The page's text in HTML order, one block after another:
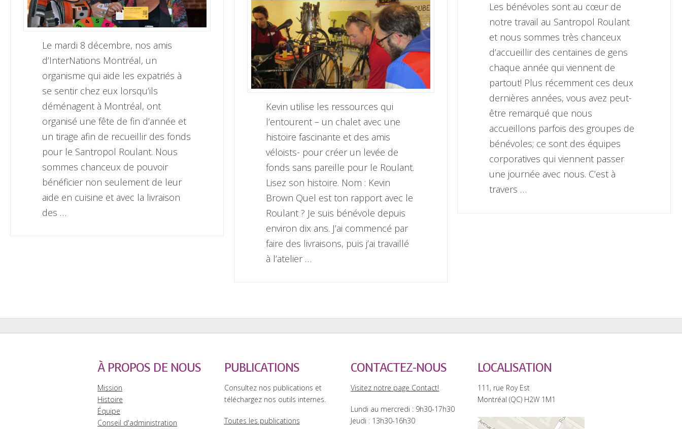
Le mardi 8 décembre, nos amis
d’InterNations Montréal, un
organisme qui aide les expatriés à
se sentir chez eux lorsqu’ils
déménagent à Montréal, ont
organisé une fête de fin d’année et
un tirage afin de recueillir des fonds
pour le Santropol Roulant. Nous
sommes chanceux de pouvoir
bénéficier non seulement de leur
aide en cuisine et avec la livraison
des …
Les bénévoles sont au cœur de
notre travail au Santropol Roulant
et nous sommes très chanceux
d’accueillir des centaines de gens
chaque année qui viennent de
partout! Plus récemment ces deux
dernières années, vous avez peut-
être remarqué que nous
accueillons parfois des groupes de
bénévoles; ce sont des équipes
corporatives qui viennent passer
une journée avec nous. C’est à
travers …
Kevin utilise les ressources qui
l’entourent – un chalet avec une
histoire fascinante et des amis
véloists- pour créer un levée de
fonds sans pareille pour le Roulant.
Lisez son histoire. Nom : Kevin
Brown Quel est ton rapport avec le
Roulant ? Je suis bénévole depuis
environ dix ans. J’ai commencé par
faire des livraisons, puis j’ai travaillé
à l’atelier …
À PROPOS DE NOUS
Mission
Histoire
Équipe
Conseil d'administration
PUBLICATIONS
Consultez nos publications et
téléchargez nos outils internes.
Toutes les publications
CONTACTEZ-NOUS
Visitez notre page Contact!
Lundi au mercredi : 9h30-17h30
Jeudi : 13h30-16h30
LOCALISATION
111, rue Roy Est
Montréal (QC) H2W 1M1